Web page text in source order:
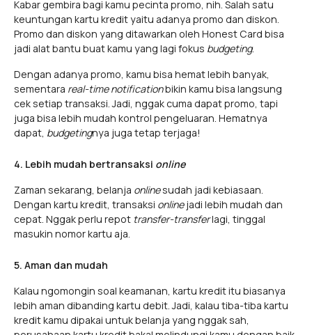
Kabar gembira bagi kamu pecinta promo, nih. Salah satu
keuntungan kartu kredit yaitu adanya promo dan diskon.
Promo dan diskon yang ditawarkan oleh Honest Card bisa
jadi alat bantu buat kamu yang lagi fokus budgeting.
Dengan adanya promo, kamu bisa hemat lebih banyak,
sementara real-time notificationbikin kamu bisa langsung
cek setiap transaksi. Jadi, nggak cuma dapat promo, tapi
juga bisa lebih mudah kontrol pengeluaran. Hematnya
dapat, budgetingnya juga tetap terjaga!
4. Lebih mudah bertransaksi online
Zaman sekarang, belanja onlinesudah jadi kebiasaan.
Dengan kartu kredit, transaksi onlinejadi lebih mudah dan
cepat. Nggak perlu repot transfer-transferlagi, tinggal
masukin nomor kartu aja.
5. Aman dan mudah
​​Kalau ngomongin soal keamanan, kartu kredit itu biasanya
lebih aman dibanding kartu debit. Jadi, kalau tiba-tiba kartu
kredit kamu dipakai untuk belanja yang nggak sah,